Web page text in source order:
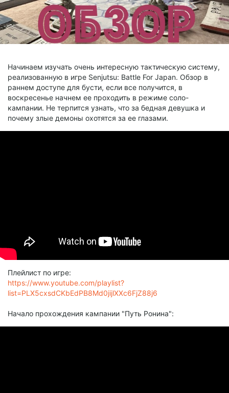
Начинаем изучать очень интересную тактическую систему,
реализованную в игре Senjutsu: Battle For Japan. Обзор в
раннем доступе для бусти, если все получится, в
воскресенье начнем ее проходить в режиме соло-
кампании. Не терпится узнать, что за бедная девушка и
почему злые демоны охотятся за ее глазами.
Плейлист по игре:
https://www.youtube.com/playlist?
list=PLX5cxsdCKbEdPB8Md0jijlXXc6FjZ88j6
Начало прохождения кампании "Путь Ронина":